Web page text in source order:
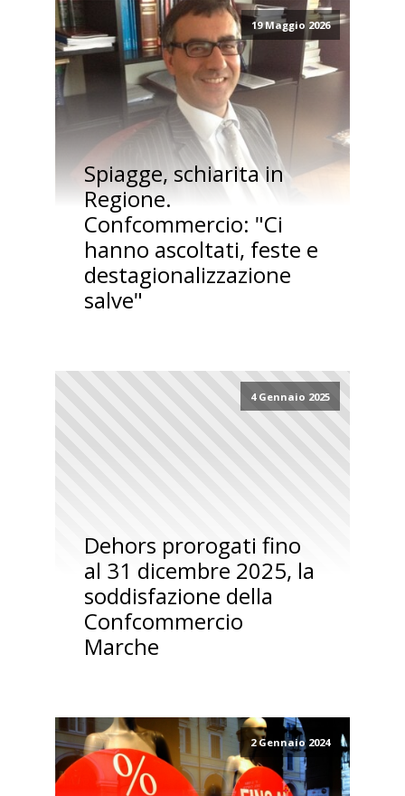
19 Maggio 2026
Spiagge, schiarita in
Regione.
Confcommercio: "Ci
hanno ascoltati, feste e
destagionalizzazione
salve"
4 Gennaio 2025
Dehors prorogati fino
al 31 dicembre 2025, la
soddisfazione della
Confcommercio
Marche
2 Gennaio 2024